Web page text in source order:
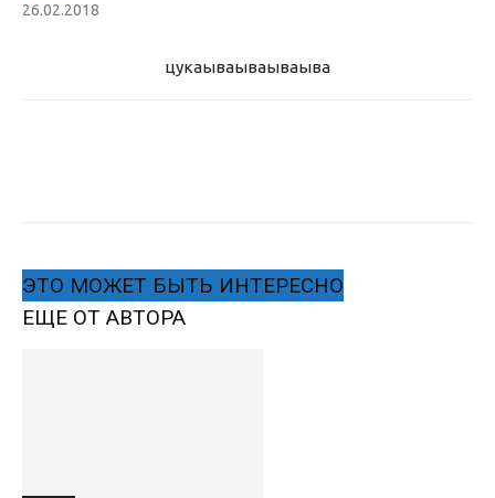
26.02.2018
цукаываываываыва
ЭТО МОЖЕТ БЫТЬ ИНТЕРЕСНО
ЕЩЕ ОТ АВТОРА